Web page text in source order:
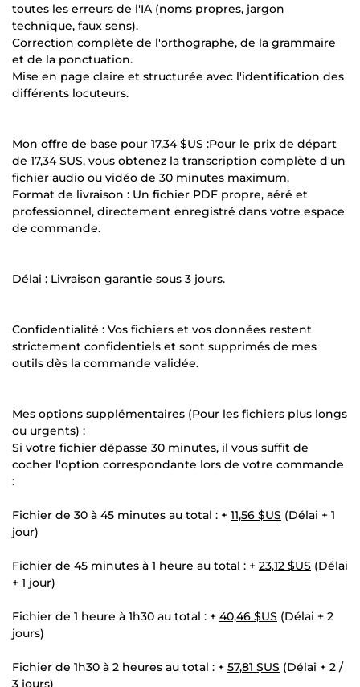
toutes les erreurs de l'IA (noms propres, jargon
technique, faux sens).
Correction complète de l'orthographe, de la grammaire
et de la ponctuation.
Mise en page claire et structurée avec l'identification des
différents locuteurs.
Mon offre de base pour 17,34 $US :Pour le prix de départ
de 17,34 $US, vous obtenez la transcription complète d'un
fichier audio ou vidéo de 30 minutes maximum.
Format de livraison : Un fichier PDF propre, aéré et
professionnel, directement enregistré dans votre espace
de commande.
Délai : Livraison garantie sous 3 jours.
Confidentialité : Vos fichiers et vos données restent
strictement confidentiels et sont supprimés de mes
outils dès la commande validée.
Mes options supplémentaires (Pour les fichiers plus longs
ou urgents) :
Si votre fichier dépasse 30 minutes, il vous suffit de
cocher l'option correspondante lors de votre commande
:
Fichier de 30 à 45 minutes au total : + 11,56 $US (Délai + 1
jour)
Fichier de 45 minutes à 1 heure au total : + 23,12 $US (Délai
+ 1 jour)
Fichier de 1 heure à 1h30 au total : + 40,46 $US (Délai + 2
jours)
Fichier de 1h30 à 2 heures au total : + 57,81 $US (Délai + 2 /
3 jours)